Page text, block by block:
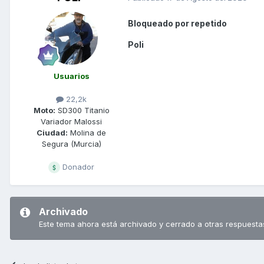
Usuarios
22,2k
Moto: SD300 Titanio
Variador Malossi
Ciudad: Molina de
Segura (Murcia)
Donador
Bloqueado por repetido
Poli
Archivado
Este tema ahora está archivado y cerrado a otras